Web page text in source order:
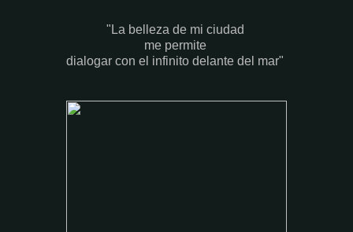
"La belleza de mi ciudad
me permite
dialogar con el infinito delante del mar"